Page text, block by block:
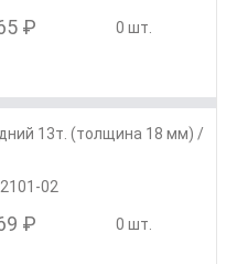
₽ 0 шт.
13т. (толщина 18 мм) /
02
₽ 0 шт.